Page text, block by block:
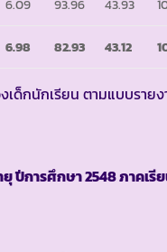
6.09 93.96 43.93
6.98 82.93 43.12
งเด็กนักเรียน ตามแบบราย
ปีการศึกษา2548ภาคเรี